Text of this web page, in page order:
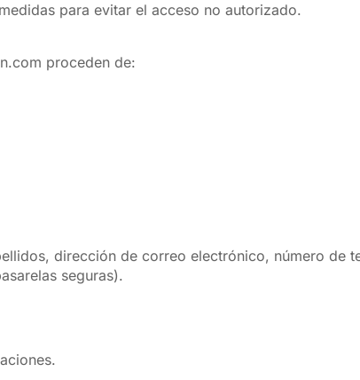
para evitar el acceso no autorizado.
proceden de:
dirección de correo electrónico, número de
seguras).